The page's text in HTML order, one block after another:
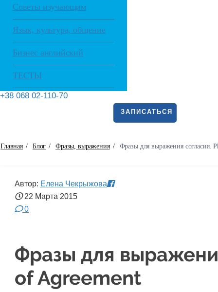
Советы изучающим
Язык, культура, общение
Бизнес английский
ТЕСТЫ
+38 068 02-110-70
ЗАПИСАТЬСЯ
Главная / Блог / Фразы, выражения / Фразы для выражения согласия.
Автор: Елена Чекрыжова
22 Марта 2015
0
Фразы для
of Agreement